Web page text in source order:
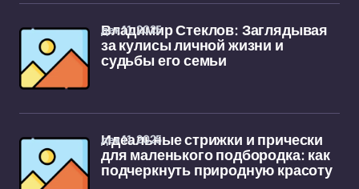
Владимир Стеклов: Заглядывая
за кулисы личной жизни и
судьбы его семьи
дек 11, 2025
Идеальные стрижки и прически
для маленького подбородка: как
подчеркнуть природную красоту
дек 11, 2025